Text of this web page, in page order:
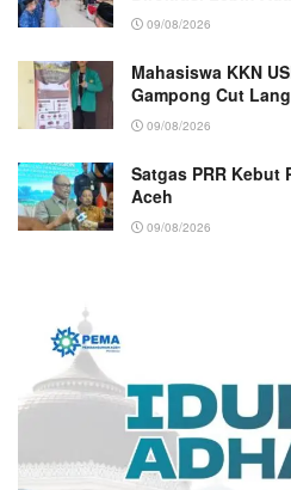
09/08/2026
Mahasiswa KKN
Gampong Cut
09/08/2026
Satgas PRR Kebut
Aceh
09/08/2026